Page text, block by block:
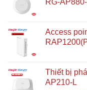
RG-AP880-I
Access
Thiết bị
AP210-L